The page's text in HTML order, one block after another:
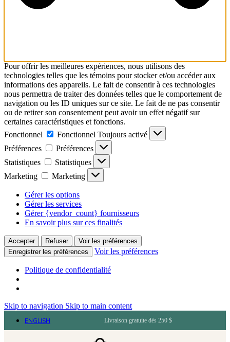
Pour offrir les meilleures expériences, nous utilisons des
technologies telles que les témoins pour stocker et/ou accéder aux
informations des appareils. Le fait de consentir à ces technologies
nous permettra de traiter des données telles que le comportement de
navigation ou les ID uniques sur ce site. Le fait de ne pas consentir
ou de retirer son consentement peut avoir un effet négatif sur
certaines caractéristiques et fonctions.
Fonctionnel
Fonctionnel Toujours activé
Préférences
Préférences
Statistiques
Statistiques
Marketing
Marketing
Gérer les options
Gérer les services
Gérer {vendor_count} fournisseurs
En savoir plus sur ces finalités
Accepter Refuser
Voir les préférences
Enregistrer les préférences
Voir les préférences
Politique de confidentialité
Skip to navigation Skip to main content
ENGLISH Livraison gratuite dès 250 $